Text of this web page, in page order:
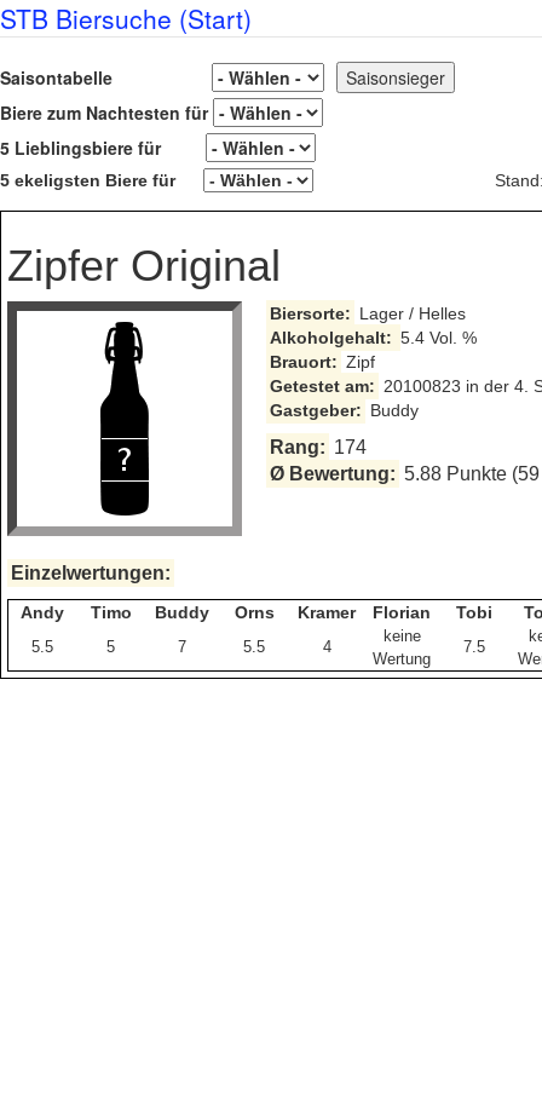
STB Biersuche (Start)
Saisontabelle
Biere zum Nachtesten für
5 Lieblingsbiere für
5 ekeligsten Biere für
Zipfer Original
Biersorte: Lager / Helles
Alkoholgehalt: 5.4 Vol. %
Brauort: Zipf
Getestet am: 20100823 in der 4.
Gastgeber: Buddy
Rang: 174
Ø Bewertung: 5.88 Punkte
Einzelwertungen:
Andy Timo Buddy Orns Kramer Florian Tobi
5.5 5 7 5.5 4
keine
Wertung
7.5